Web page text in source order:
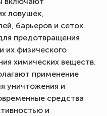
ловушек,
барьеров и сеток.
предотвращения
их физического
химических веществ.
применение
уничтожения и
средства
и